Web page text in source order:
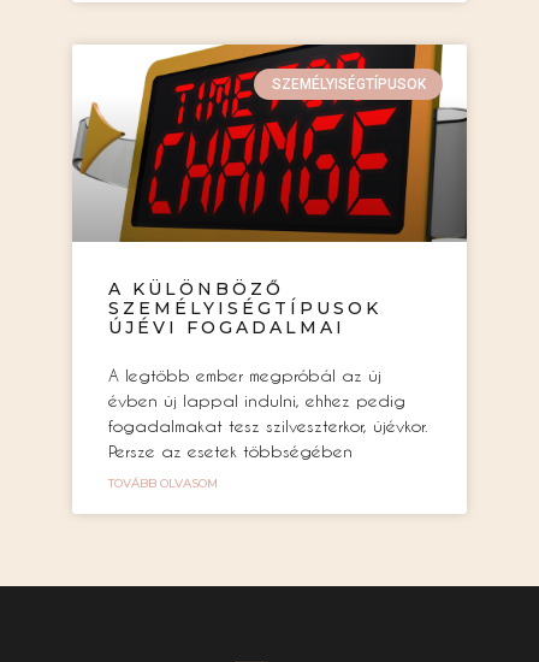
SZEMÉLYISÉGTÍPUSOK
A KÜLÖNBÖZŐ
SZEMÉLYISÉGTÍPUSOK
ÚJÉVI FOGADALMAI
A legtöbb ember megpróbál az új
évben új lappal indulni, ehhez pedig
fogadalmakat tesz szilveszterkor, újévkor.
Persze az esetek többségében
TOVÁBB OLVASOM